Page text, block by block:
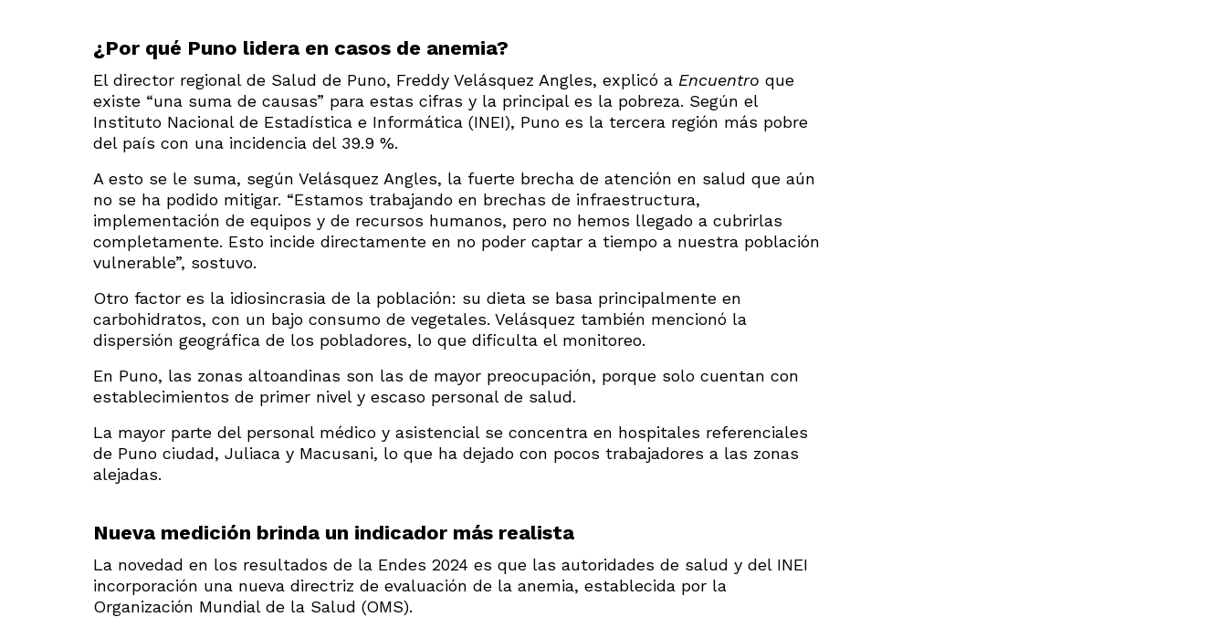
¿Por qué Puno lidera en casos de anemia?
El director regional de Salud de Puno, Freddy Velásquez Angles, explicó a Encuentro que
existe “una suma de causas” para estas cifras y la principal es la pobreza. Según el
Instituto Nacional de Estadística e Informática (INEI), Puno es la tercera región más pobre
del país con una incidencia del 39.9 %.
A esto se le suma, según Velásquez Angles, la fuerte brecha de atención en salud que aún
no se ha podido mitigar. “Estamos trabajando en brechas de infraestructura,
implementación de equipos y de recursos humanos, pero no hemos llegado a cubrirlas
completamente. Esto incide directamente en no poder captar a tiempo a nuestra población
vulnerable”, sostuvo.
Otro factor es la idiosincrasia de la población: su dieta se basa principalmente en
carbohidratos, con un bajo consumo de vegetales. Velásquez también mencionó la
dispersión geográfica de los pobladores, lo que dificulta el monitoreo.
En Puno, las zonas altoandinas son las de mayor preocupación, porque solo cuentan con
establecimientos de primer nivel y escaso personal de salud.
La mayor parte del personal médico y asistencial se concentra en hospitales referenciales
de Puno ciudad, Juliaca y Macusani, lo que ha dejado con pocos trabajadores a las zonas
alejadas.
Nueva medición brinda un indicador más realista
La novedad en los resultados de la Endes 2024 es que las autoridades de salud y del INEI
incorporación una nueva directriz de evaluación de la anemia, establecida por la
Organización Mundial de la Salud (OMS).